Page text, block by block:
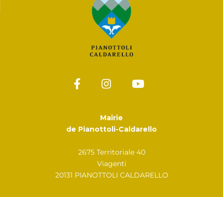
Mairie
de Pianottoli-Caldarello
2675 Territoriale 40
Viagenti
20131 PIANOTTOLI CALDARELLO